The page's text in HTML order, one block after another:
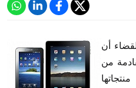
أن
من